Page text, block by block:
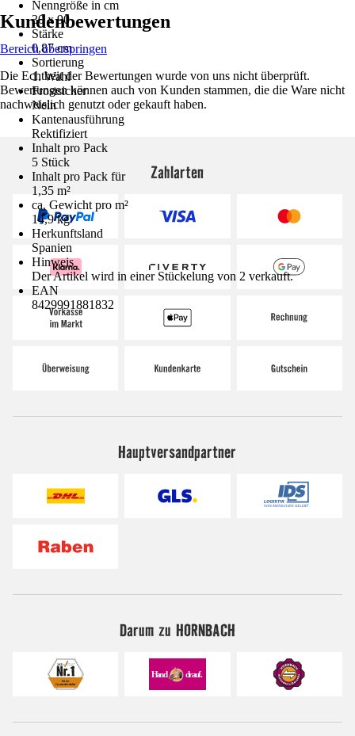
Nenngröße in cm
30 x 90
Stärke
0,87 cm
Sortierung
1. Wahl
Frostsicher
Nein
Kantenausführung
Rektifiziert
Inhalt pro Pack
5 Stück
Inhalt pro Pack für
1,35 m²
ca. Gewicht pro m²
14,9 kg
Herkunftsland
Spanien
Hinweis
Der Artikel wird in einer Stückelung von 2 verkauft.
EAN
8429991881832
Kundenbewertungen
Bereich überspringen
Die Echtheit der Bewertungen wurde von uns nicht überprüft.
Bewertungen können auch von Kunden stammen, die die Ware nicht
nachweislich genutzt oder gekauft haben.
Zahlarten
Hauptversandpartner
Darum zu HORNBACH